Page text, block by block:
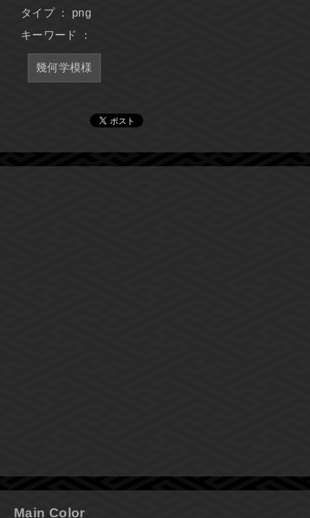
タイプ ： png
キーワード ：
幾何学模様
Main Color